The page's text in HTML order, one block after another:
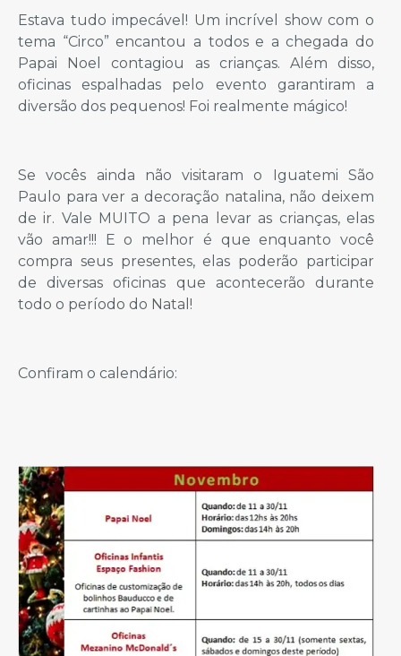
Estava tudo impecável! Um incrível show com o
tema “Circo” encantou a todos e a chegada do
Papai Noel contagiou as crianças. Além disso,
oficinas espalhadas pelo evento garantiram a
diversão dos pequenos! Foi realmente mágico!
Se vocês ainda não visitaram o Iguatemi São
Paulo para ver a decoração natalina, não deixem
de ir. Vale MUITO a pena levar as crianças, elas
vão amar!!! E o melhor é que enquanto você
compra seus presentes, elas poderão participar
de diversas oficinas que acontecerão durante
todo o período do Natal!
Confiram o calendário: